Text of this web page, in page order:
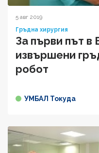
5 авг 2019
Гръдна хирургия
За първи път в
извършени
робот
УМБАЛ Токуда